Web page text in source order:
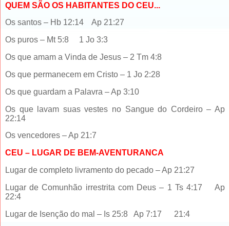
QUEM SÃO OS HABITANTES DO CEU...
Os santos – Hb 12:14 Ap 21:27
Os puros – Mt 5:8 1 Jo 3:3
Os que amam a Vinda de Jesus – 2 Tm 4:8
Os que permanecem em Cristo – 1 Jo 2:28
Os que guardam a Palavra – Ap 3:10
Os que lavam suas vestes no Sangue do Cordeiro – Ap
22:14
Os vencedores – Ap 21:7
CEU – LUGAR DE BEM-AVENTURANCA
Lugar de completo livramento do pecado – Ap 21:27
Lugar de Comunhão irrestrita com Deus – 1 Ts 4:17 Ap
22:4
Lugar de Isenção do mal – Is 25:8 Ap 7:17 21:4